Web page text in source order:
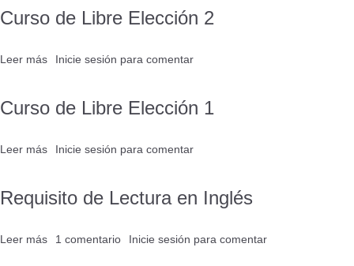
Lengua
Curso de Libre Elección 2
Leer más sobre
Libre
Inicie sesión para comentar
Curso de Libre Elección 1
Leer más sobre
Libre
Inicie sesión para comentar
Requisito de Lectura en Inglés
Leer más sobre
1 comentario Inicie sesión para comentar